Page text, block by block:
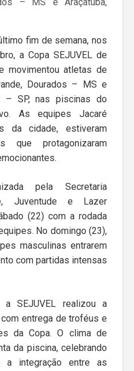
– MS e Araçatuba,
fim de semana, nos
a Copa SEJUVEL de
movimentou atletas de
Dourados – MS e
– SP, nas piscinas do
As equipes Jacaré
da cidade, estiveram
que protagonizaram
pela Secretaria
Juventude e Lazer
(22) com a rodada
No domingo (23),
masculinas entrarem
com partidas intensas
SEJUVEL realizou a
entrega de troféus e
da Copa. O clima de
da piscina, celebrando
integração entre as